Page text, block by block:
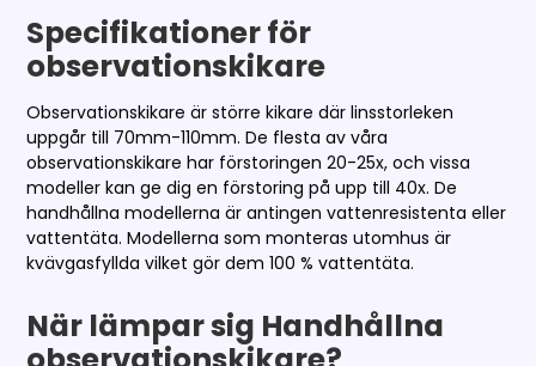
Specifikationer för
observationskikare
Observationskikare är större kikare där linsstorleken
uppgår till 70mm-110mm. De flesta av våra
observationskikare har förstoringen 20-25x, och vissa
modeller kan ge dig en förstoring på upp till 40x. De
handhållna modellerna är antingen vattenresistenta eller
vattentäta. Modellerna som monteras utomhus är
kvävgasfyllda vilket gör dem 100 % vattentäta.
När lämpar sig Handhållna